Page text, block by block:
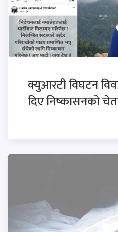
क्युआरटी विघटन
दिए निष्कासनको